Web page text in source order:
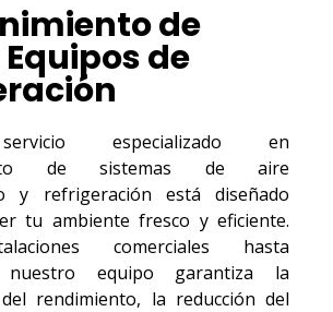
de
de
especializado en
de sistemas de aire
y refrigeración está diseñado
tu ambiente fresco y eficiente.
comerciales hasta
nuestro equipo garantiza la
rendimiento, la reducción del